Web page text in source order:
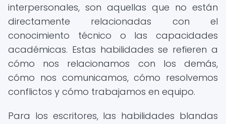
interpersonales, son aquellas que no están
directamente relacionadas con el
conocimiento técnico o las capacidades
académicas. Estas habilidades se refieren a
cómo nos relacionamos con los demás,
cómo nos comunicamos, cómo resolvemos
conflictos y cómo trabajamos en equipo.
Para los escritores, las habilidades blandas